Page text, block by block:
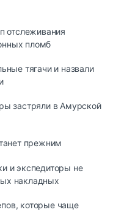
отслеживания
пломб
тягачи и назвали
застряли в Амурской
прежним
и экспедиторы не
накладных
которые чаще